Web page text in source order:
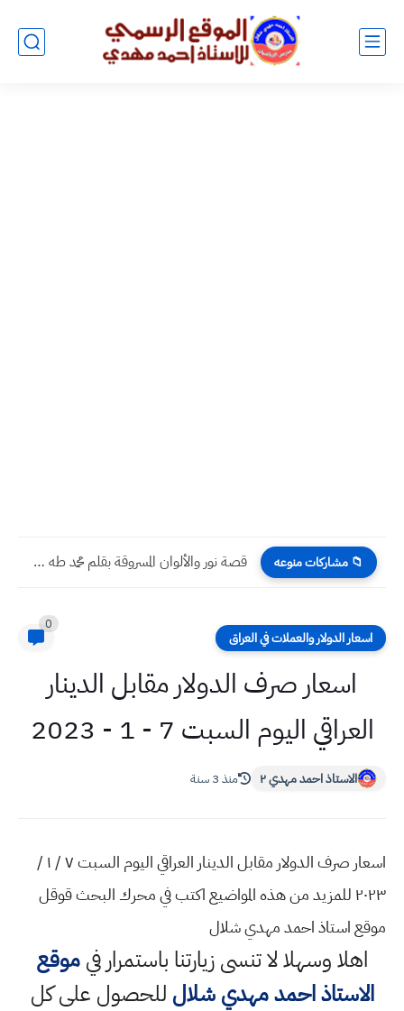
📁 مشاركات منوعه قصة نور والألوان المسروقة بقلم محمد طه من دولة السودان
اسعار الدولار والعملات في العراق
0
اسعار صرف الدولار مقابل الدينار
العراقي اليوم السبت 7 - 1 - 2023
الاستاذ احمد مهدي ٢ منذ 3 سنة
اسعار صرف الدولار مقابل الدينار العراقي اليوم السبت ٧ / ١ /
٢٠٢٣ للمزيد من هذه المواضيع اكتب في محرك البحث قوقل
موقع استاذ احمد مهدي شلال
اهلا وسهلالا تنسى زيارتنا باستمرار فيموقع
الاستاذ احمد مهدي شلال للحصول على كل